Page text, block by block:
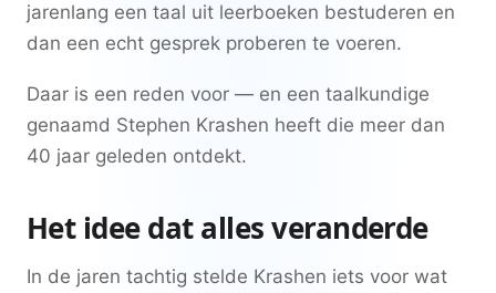
jarenlang een taal uit leerboeken bestuderen en
dan een echt gesprek proberen te voeren.
Daar is een reden voor — en een taalkundige
genaamd Stephen Krashen heeft die meer dan
40 jaar geleden ontdekt.
Het idee dat alles veranderde
In de jaren tachtig stelde Krashen iets voor wat